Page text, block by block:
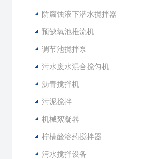
防腐蚀液下潜水搅拌器
预缺氧池推流机
调节池搅拌泵
污水废水混合搅匀机
沥青搅拌机
污泥搅拌
机械絮凝器
柠檬酸溶药搅拌器
污水搅拌设备